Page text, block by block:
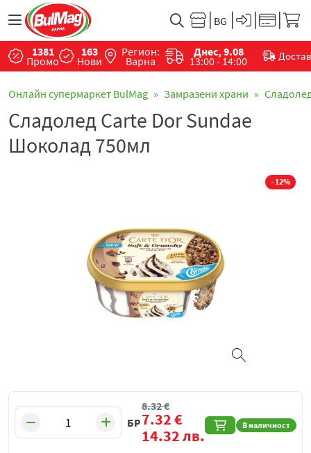
1381
Промо
163
Нови
Регион:
Варна
Днес, 9.08
13:00 - 14:00
Онлайн супермаркет BulMag Замразени храни
Сладолед Carte Dor Sundae
Шоколад 750мл
- 12%
БР В наличност
8.32€
7.32€
14.32лв.